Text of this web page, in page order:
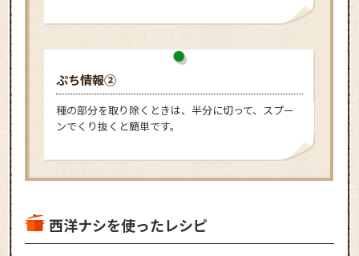
ぷち情報②
種の部分を取り除くときは、半分に切って、スプー
ンでくり抜くと簡単です。
西洋ナシを使ったレシピ